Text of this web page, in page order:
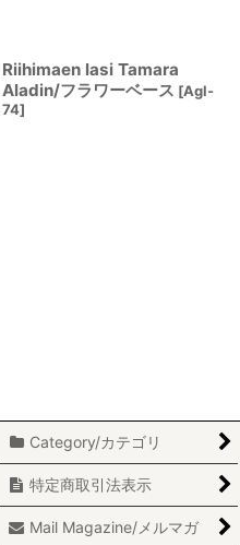
Riihimaen lasi Tamara
Aladin/フラワーベース [Agl-
74]
Category/カテゴリ
特定商取引法表示
Mail Magazine/メルマガ